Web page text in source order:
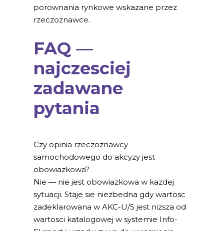
porownania rynkowe wskazane przez
rzeczoznawce.
FAQ —
najczesciej
zadawane
pytania
Czy opinia rzeczoznawcy
samochodowego do akcyzy jest
obowiazkowa?
Nie — nie jest obowiazkowa w kazdej
sytuacji. Staje sie niezbedna gdy wartosc
zadeklarowana w AKC-U/S jest nizsza od
wartosci katalogowej w systemie Info-